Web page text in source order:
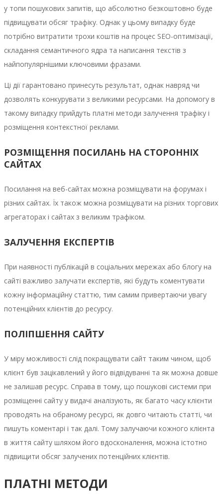
у топи пошукових запитів, що абсолютно безкоштовно буде
підвищувати обсяг трафіку. Однак у цьому випадку буде
потрібно витратити трохи коштів на процес SEO-оптимізації,
складання семантичного ядра та написання текстів з
найпопулярнішими ключовими фразами.
Ці дії гарантовано принесуть результат, однак навряд чи
дозволять конкурувати з великими ресурсами. На допомогу в
такому випадку прийдуть платні методи залучення трафіку і
розміщення контекстної реклами.
РОЗМІЩЕННЯ ПОСИЛАНЬ НА СТОРОННІХ
САЙТАХ
Посилання на веб-сайтах можна розміщувати на форумах і
різних сайтах. Їх також можна розміщувати на різних торгових
агрегаторах і сайтах з великим трафіком.
ЗАЛУЧЕННЯ ЕКСПЕРТІВ
При наявності публікацій в соціальних мережах або блогу на
сайті важливо залучати експертів, які будуть коментувати
кожну інформаційну статтю, тим самим привертаючи увагу
потенційних клієнтів до ресурсу.
ПОЛІПШЕННЯ САЙТУ
У міру можливості слід покращувати сайт таким чином, щоб
клієнт був зацікавлений у його відвідуванні та як можна довше
не залишав ресурс. Справа в тому, що пошукові системи при
розміщенні сайту у видачі аналізують, як багато часу клієнти
проводять на обраному ресурсі, як довго читають статті, чи
пишуть коментарі і так далі. Тому залучаючи кожного клієнта
в життя сайту шляхом його вдосконалення, можна істотно
підвищити обсяг залучених потенційних клієнтів.
ПЛАТНІ МЕТОДИ